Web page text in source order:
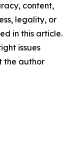
content,
legality, or
in this article.
issues
the author